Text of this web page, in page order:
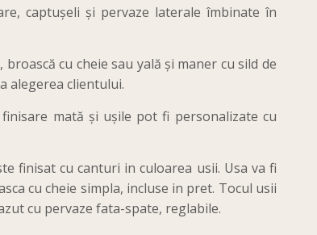
captușeli și pervaze laterale îmbinate în
cu cheie sau yală și maner cu sild de
alegerea clientului.
mată și ușile pot fi personalizate cu
finisat cu canturi in culoarea usii. Usa va fi
cu cheie simpla, incluse in pret. Tocul usii
cu pervaze fata-spate, reglabile.